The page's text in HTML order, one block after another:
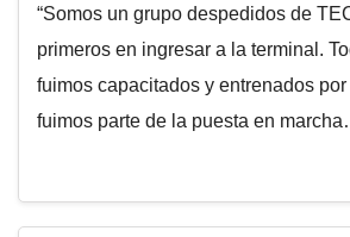
“Somos un grupo despedidos de
primeros en ingresar a la terminal.
fuimos capacitados y entrenados
fuimos parte de la puesta en